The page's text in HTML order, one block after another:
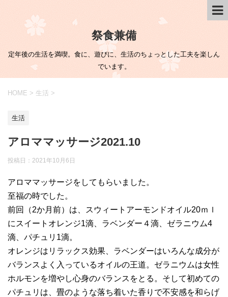
祭食兼備
定年後の生活を満喫。食に、遊びに、生活のちょっとした工夫を楽しん
でいます。
HOME > 生活 >
生活
アロママッサージ2021.10
投稿日： 2021年10月6日
アロママッサージをしてもらいました。
至福の時でした。
前回（2か月前）は、スウィートアーモンドオイル20ｍｌ
にスイートオレンジ1滴、ラベンダー４滴、ゼラニウム4
滴、パチュリ1滴。
オレンジはリラックス効果、ラベンダーはいろんな成分が
バランスよく入っているオイルの王道。ゼラニウムは女性
ホルモンを増やし心身のバランスをとる。そして初めての
パチュリは、畳のような落ち着いた香りで不安感を和らげ